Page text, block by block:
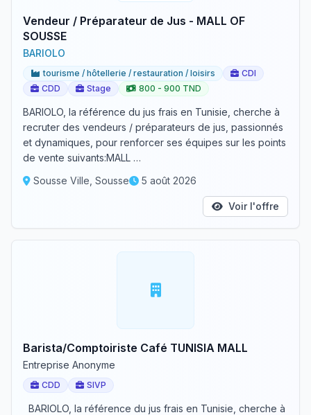
Vendeur / Préparateur de Jus - MALL OF
SOUSSE
BARIOLO
tourisme / hôtellerie / restauration / loisirs
CDI
CDD
Stage 800 - 900 TND
BARIOLO, la référence du jus frais en Tunisie, cherche à
recruter des vendeurs / préparateurs de jus, passionnés
et dynamiques, pour renforcer ses équipes sur les points
de vente suivants:MALL …
Sousse Ville, Sousse
5 août 2026
Voir l'offre
Barista/Comptoiriste Café TUNISIA MALL
Entreprise Anonyme
CDD SIVP
BARIOLO, la référence du jus frais en Tunisie, cherche à